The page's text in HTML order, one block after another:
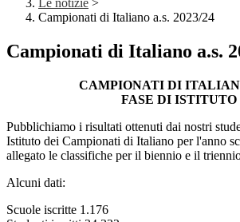
Le notizie >
Campionati di Italiano a.s. 2023/24
Campionati di Italiano a.s.
CAMPIONATI DI
FASE DI ISTITUTO
Pubblichiamo i risultati ottenuti dai nostri
Istituto dei Campionati di Italiano per l'anno
allegato le classifiche per il biennio e il
Alcuni dati:
Scuole iscritte 1.176